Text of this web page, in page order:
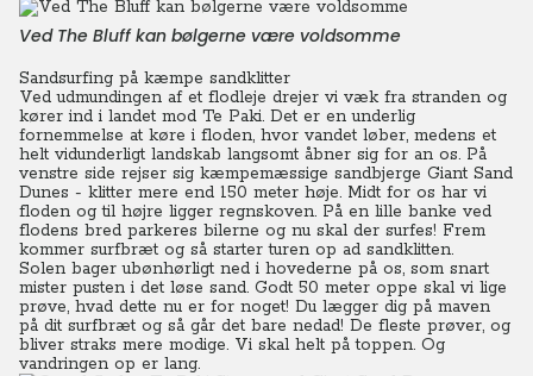
Ved The Bluff kan bølgerne være voldsomme
Sandsurfing på kæmpe sandklitter
Ved udmundingen af et flodleje drejer vi væk fra stranden og
kører ind i landet mod Te Paki. Det er en underlig
fornemmelse at køre i floden, hvor vandet løber, medens et
helt vidunderligt landskab langsomt åbner sig for an os. På
venstre side rejser sig kæmpemæssige sandbjerge Giant Sand
Dunes - klitter mere end 150 meter høje. Midt for os har vi
floden og til højre ligger regnskoven. På en lille banke ved
flodens bred parkeres bilerne og nu skal der surfes! Frem
kommer surfbræt og så starter turen op ad sandklitten.
Solen bager ubønhørligt ned i hovederne på os, som snart
mister pusten i det løse sand. Godt 50 meter oppe skal vi lige
prøve, hvad dette nu er for noget! Du lægger dig på maven
på dit surfbræt og så går det bare nedad! De fleste prøver, og
bliver straks mere modige. Vi skal helt på toppen. Og
vandringen op er lang.